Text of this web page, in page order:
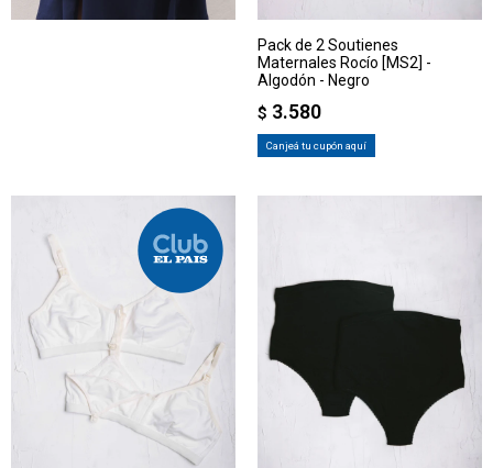
Pack de 2 Soutienes
Maternales Rocío [MS2] -
Algodón - Negro
$ 3.580
Canjeá tu cupón aquí